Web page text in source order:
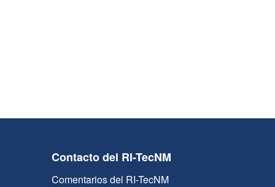
Contacto del RI-TecNM
Comentarios del RI-TecNM